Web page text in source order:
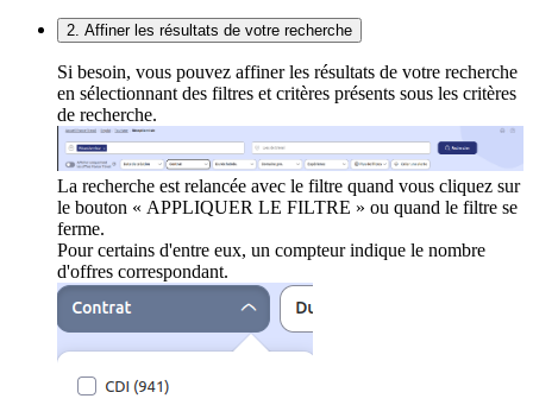
2. Affiner les résultats de votre recherche
Si besoin, vous pouvez affiner les résultats de votre recherche
en sélectionnant des filtres et critères présents sous les critères
de recherche.
La recherche est relancée avec le filtre quand vous cliquez sur
le bouton « APPLIQUER LE FILTRE » ou quand le filtre se
ferme.
Pour certains d'entre eux, un compteur indique le nombre
d'offres correspondant.